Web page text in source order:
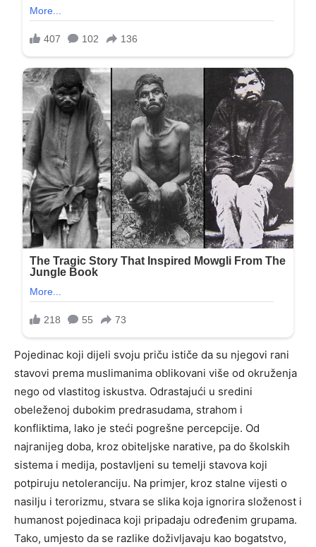
Pojedinac koji dijeli svoju priču ističe da su njegovi rani
stavovi prema muslimanima oblikovani više od okruženja
nego od vlastitog iskustva. Odrastajući u sredini
obeleženoj dubokim predrasudama, strahom i
konfliktima, lako je steći pogrešne percepcije. Od
najranijeg doba, kroz obiteljske narative, pa do školskih
sistema i medija, postavljeni su temelji stavova koji
potpiruju netoleranciju. Na primjer, kroz stalne vijesti o
nasilju i terorizmu, stvara se slika koja ignorira složenost i
humanost pojedinaca koji pripadaju određenim grupama.
Tako, umjesto da se razlike doživljavaju kao bogatstvo,